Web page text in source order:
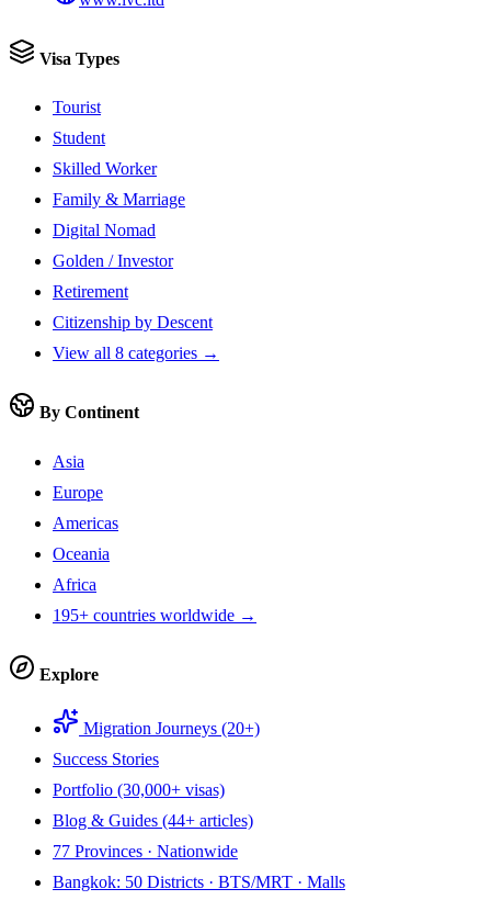
Visa Types
Tourist
Student
Skilled Worker
Family & Marriage
Digital Nomad
Golden / Investor
Retirement
Citizenship by Descent
View all 8 categories →
By Continent
Asia
Europe
Americas
Oceania
Africa
195+ countries worldwide →
Explore
Migration Journeys (20+)
Success Stories
Portfolio (30,000+ visas)
Blog & Guides (44+ articles)
77 Provinces · Nationwide
Bangkok: 50 Districts · BTS/MRT · Malls